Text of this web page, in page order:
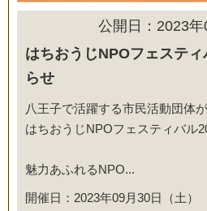
公開日：2023年
はちおうじNPOフェステ
らせ
八王子で活躍する市民活動団体
はちおうじNPOフェスティバル
魅力あふれるNPO...
開催日：2023年09月30日（土）